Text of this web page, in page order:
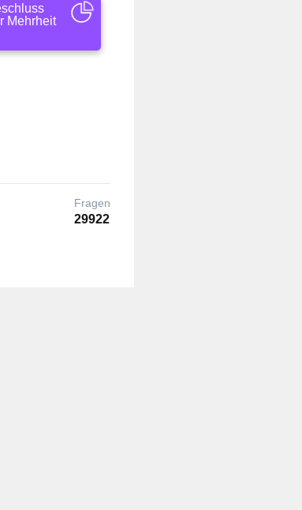
Mehrheit
Fragen
29922